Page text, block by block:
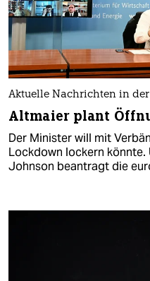
Aktuelle Nachrichten in
Altmaier plant
Der Minister will mit
Lockdown lockern
Johnson beantragt die